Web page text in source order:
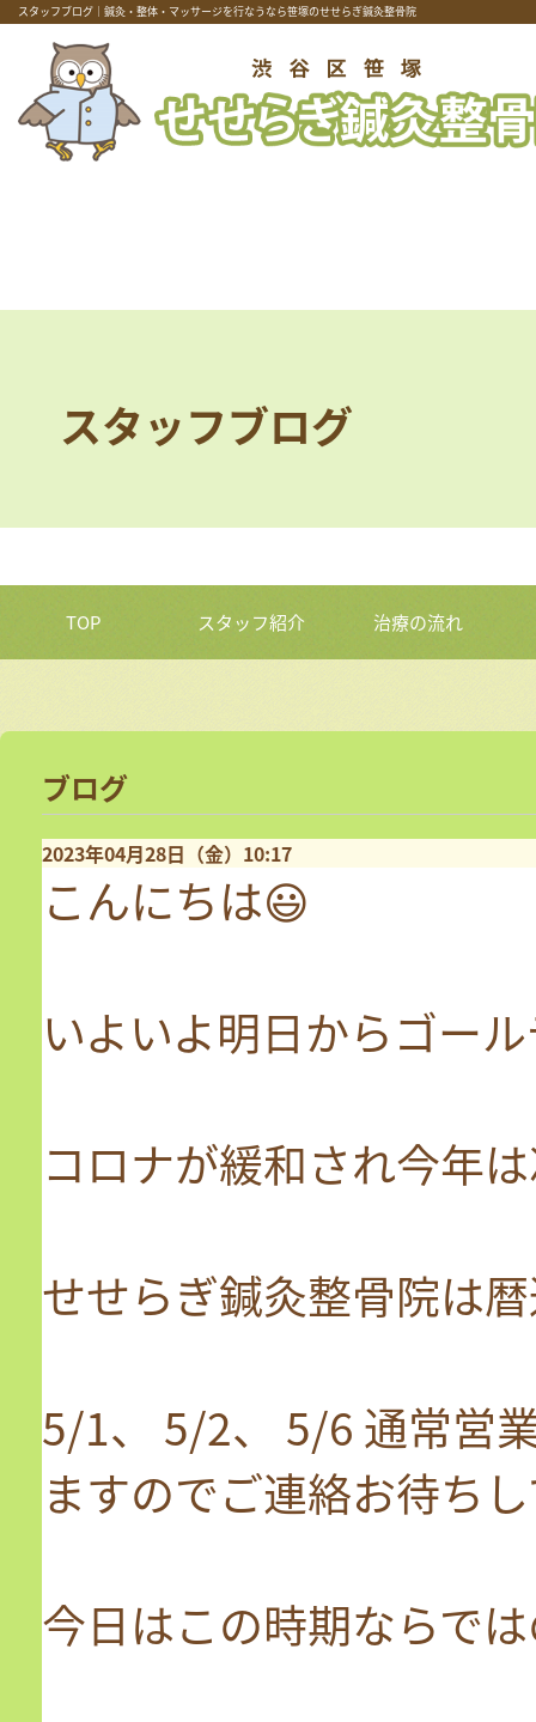
スタッフブログ｜鍼灸・整体・マッサージを行なうなら笹塚のせせらぎ鍼灸整骨院
スタッフブログ
TOP スタッフ紹介 治療の流れ
ブログ
2023年04月28日（金）10:17
こんにちは😃
いよいよ明日からゴー
コロナが緩和され今年
せせらぎ鍼灸整骨院は
5/1、 5/2、 5/6 通常営
ますのでご連絡お待ち
今日はこの時期ならで